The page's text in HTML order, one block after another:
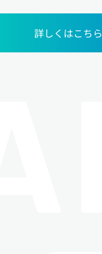
詳しくはこちら